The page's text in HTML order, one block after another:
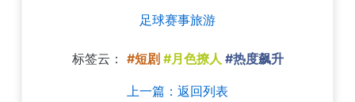
足球赛事旅游
标签云： #短剧 #月色撩人 #热度飙升
上一篇：返回列表